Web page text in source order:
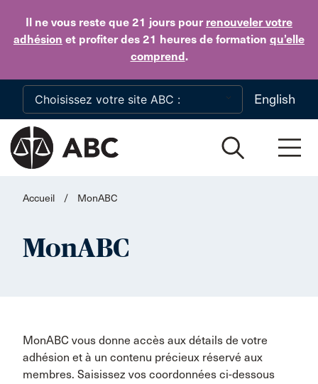
Il ne vous reste que 21 jours pour renouveler votre
adhésion et profiter des 21 heures de formation qu’elle
comprend.
Skip to main content
English
Accueil / MonABC
MonABC
MonABC vous donne accès aux détails de votre
adhésion et à un contenu précieux réservé aux
membres. Saisissez vos coordonnées ci-dessous